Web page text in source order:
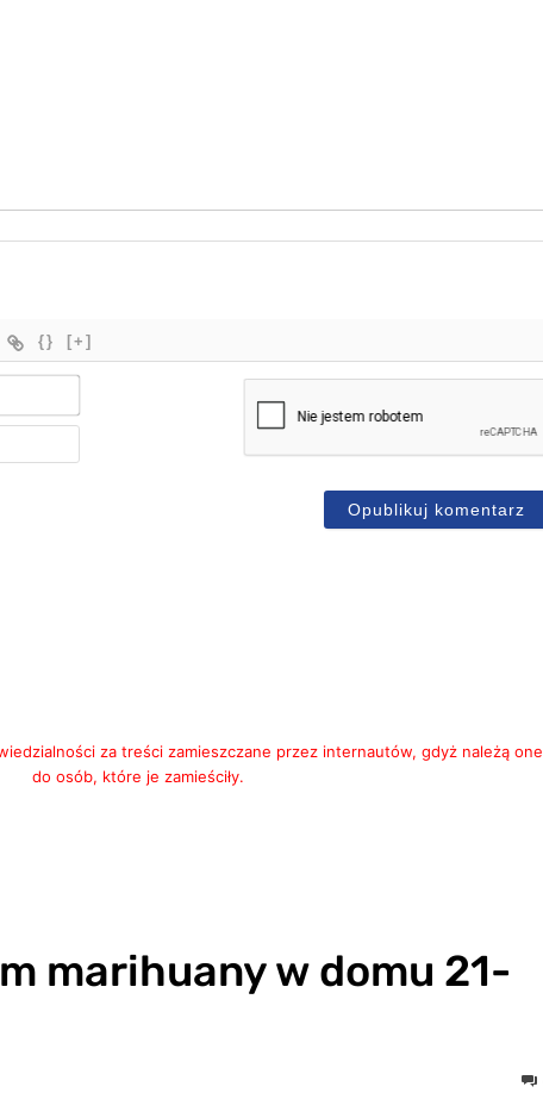
{} [+]
mail
za treści zamieszczane przez internautów, gdyż należą one
do osób, które je zamieściły.